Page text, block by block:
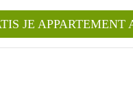
JE APPARTEMENT